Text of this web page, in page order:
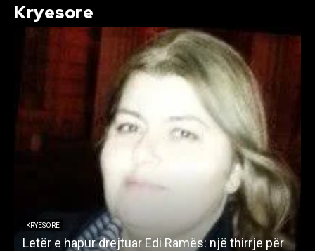
Kryesore
KRYESORE
Letër e hapur drejtuar Edi Ramës: një thirrje për